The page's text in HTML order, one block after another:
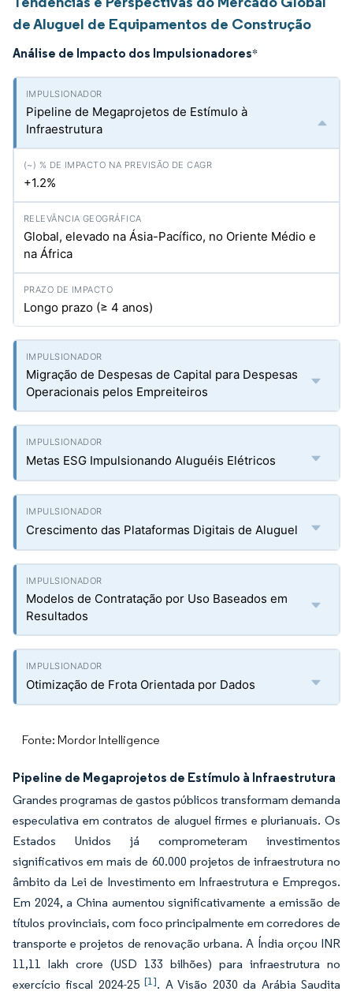
de Aluguel de Equipamentos de Construção
Análise de Impacto dos Impulsionadores*
Pipeline de Megaprojetos de Estímulo à
Infraestrutura
+1.2%
Global, elevado na Ásia-Pacífico, no Oriente Médio e
na África
Longo prazo (≥ 4 anos)
Migração de Despesas de Capital para Despesas
Operacionais pelos Empreiteiros
Metas ESG Impulsionando Aluguéis Elétricos
Crescimento das Plataformas Digitais de Aluguel
Modelos de Contratação por Uso Baseados em
Resultados
Otimização de Frota Orientada por Dados
Fonte: Mordor Intelligence
Pipeline de Megaprojetos de Estímulo à Infraestrutura
Grandes programas de gastos públicos transformam demanda
especulativa em contratos de aluguel firmes e plurianuais. Os
Estados Unidos já comprometeram investimentos
significativos em mais de 60.000 projetos de infraestrutura no
âmbito da Lei de Investimento em Infraestrutura e Empregos.
Em 2024, a China aumentou significativamente a emissão de
títulos provinciais, com foco principalmente em corredores de
transporte e projetos de renovação urbana. A Índia orçou INR
11,11 lakh crore (USD 133 bilhões) para infraestrutura no
exercício fiscal 2024-25[1]. A Visão 2030 da Arábia Saudita